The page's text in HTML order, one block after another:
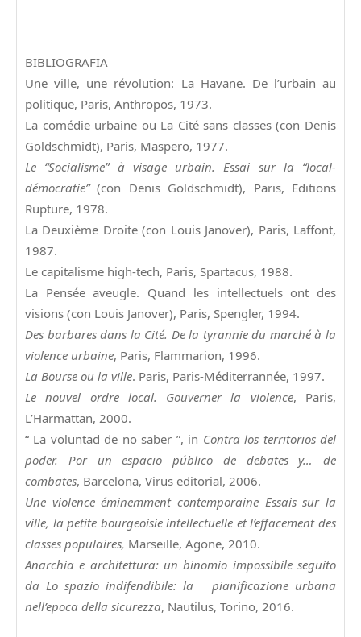
BIBLIOGRAFIA
Une ville, une révolution: La Havane. De l’urbain au
politique, Paris, Anthropos, 1973.
La comédie urbaine ou La Cité sans classes (con Denis
Goldschmidt), Paris, Maspero, 1977.
Le “Socialisme” à visage urbain. Essai sur la “local-
démocratie”(con Denis Goldschmidt), Paris, Editions
Rupture, 1978.
La Deuxième Droite (con Louis Janover), Paris, Laffont,
1987.
Le capitalisme high-tech, Paris, Spartacus, 1988.
La Pensée aveugle. Quand les intellectuels ont des
visions (con Louis Janover), Paris, Spengler, 1994.
Des barbares dans la Cité. De la tyrannie du marché à la
violence urbaine, Paris, Flammarion, 1996.
La Bourse ou la ville. Paris, Paris-Méditerrannée, 1997.
Le nouvel ordre local. Gouverner la violence, Paris,
L’Harmattan, 2000.
“ La voluntad de no saber ”, in Contra los territorios del
poder. Por un espacio público de debates y… de
combates, Barcelona, Virus editorial, 2006.
Une violence éminemment contemporaine Essais sur la
ville, la petite bourgeoisie intellectuelle et l’effacement des
classes populaires, Marseille, Agone, 2010.
Anarchia e architettura: un binomio impossibile seguito
da Lo spazio indifendibile: la pianificazione urbana
nell’epoca della sicurezza, Nautilus, Torino, 2016.